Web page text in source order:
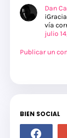
Dan
vía
julio
Publicar un
BIEN SOCIAL